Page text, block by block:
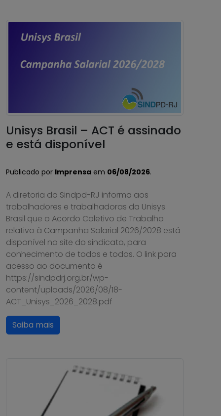
Unisys Brasil – ACT é assinado
e está disponível
Publicado por Imprensa em 06/08/2026.
A diretoria do Sindpd-RJ informa aos
trabalhadores e trabalhadoras da Unisys
Brasil que o Acordo Coletivo de Trabalho
relativo à Campanha Salarial 2026/2028 está
disponível no site do sindicato, para
conhecimento de todos e todas. O link para
acesso ao documento é
https://sindpdrj.org.br/wp-
content/uploads/2026/08/18-
ACT_Unisys_2026_2028.pdf
Saiba mais